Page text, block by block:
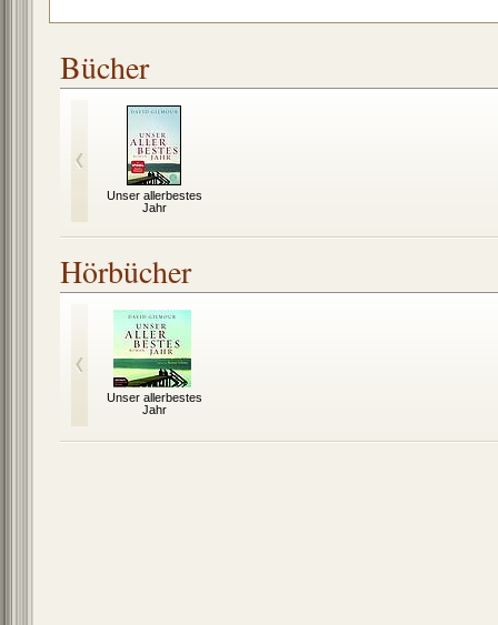
Bücher
Unser allerbestes
Jahr
Hörbücher
Unser allerbestes
Jahr